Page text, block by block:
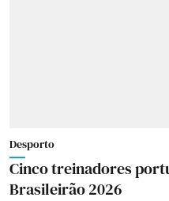
Desporto
Cinco treinadores
Brasileirão 2026